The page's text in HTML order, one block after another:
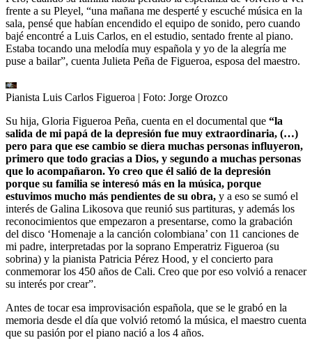
frente a su Pleyel, “una mañana me desperté y escuché música en la
sala, pensé que habían encendido el equipo de sonido, pero cuando
bajé encontré a Luis Carlos, en el estudio, sentado frente al piano.
Estaba tocando una melodía muy española y yo de la alegría me
puse a bailar”, cuenta Julieta Peña de Figueroa, esposa del maestro.
Pianista Luis Carlos Figueroa | Foto: Jorge Orozco
Su hija, Gloria Figueroa Peña, cuenta en el documental que “la
salida de mi papá de la depresión fue muy extraordinaria, (…)
pero para que ese cambio se diera muchas personas influyeron,
primero que todo gracias a Dios, y segundo a muchas personas
que lo acompañaron. Yo creo que él salió de la depresión
porque su familia se interesó más en la música, porque
estuvimos mucho más pendientes de su obra, y a eso se sumó el
interés de Galina Likosova que reunió sus partituras, y además los
reconocimientos que empezaron a presentarse, como la grabación
del disco ‘Homenaje a la canción colombiana’ con 11 canciones de
mi padre, interpretadas por la soprano Emperatriz Figueroa (su
sobrina) y la pianista Patricia Pérez Hood, y el concierto para
conmemorar los 450 años de Cali. Creo que por eso volvió a renacer
su interés por crear”.
Antes de tocar esa improvisación española, que se le grabó en la
memoria desde el día que volvió retomó la música, el maestro cuenta
que su pasión por el piano nació a los 4 años.